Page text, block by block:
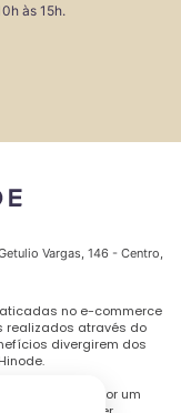
às 15h.
Vargas, 146 - Centro,
no e-commerce
realizados através do
divergirem dos
somente por um